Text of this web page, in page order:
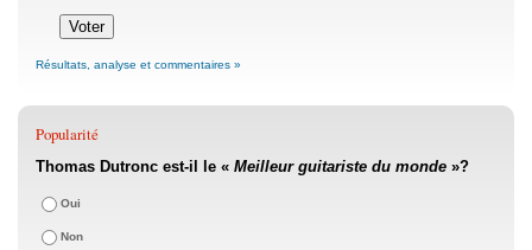
Résultats, analyse et commentaires »
Popularité
Thomas Dutronc est-il le « Meilleur guitariste du monde »?
Oui
Non